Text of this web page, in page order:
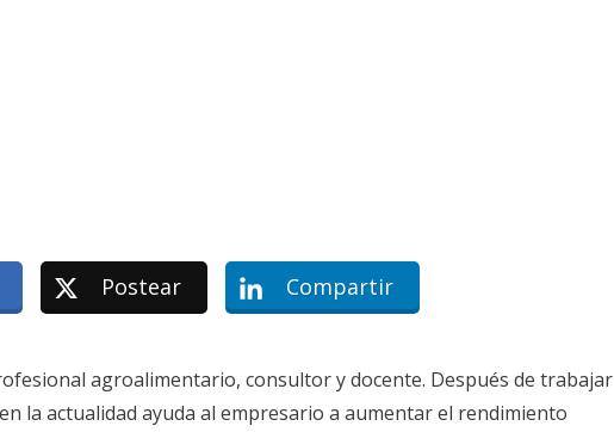
Postear Compartir
agroalimentario, consultor y docente. Después de trabajar
la actualidad ayuda al empresario a aumentar el rendimiento